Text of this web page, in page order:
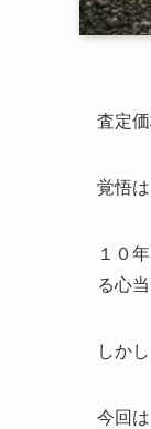
査定価
覚悟
１０
る心
しか
今回